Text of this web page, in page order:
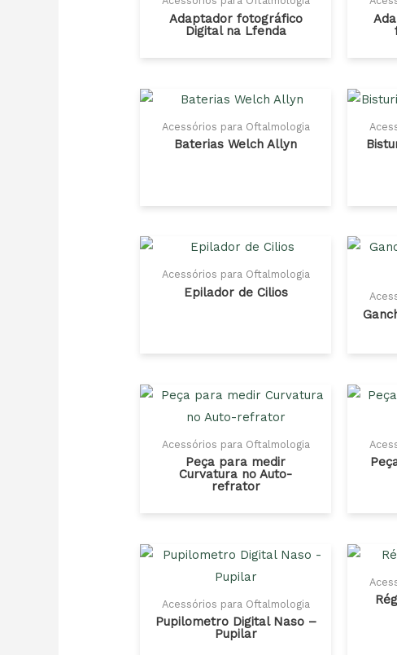
Adaptador fotográfico
Digital na Lfenda
Acessórios para Oftalmologia
Baterias Welch Allyn
Acessórios para Oftalmologia
Epilador de Cilios
Acessórios para Oftalmologia
Peça para medir
Curvatura no Auto-
refrator
Acessórios para Oftalmologia
Pupilometro Digital Naso –
Pupilar